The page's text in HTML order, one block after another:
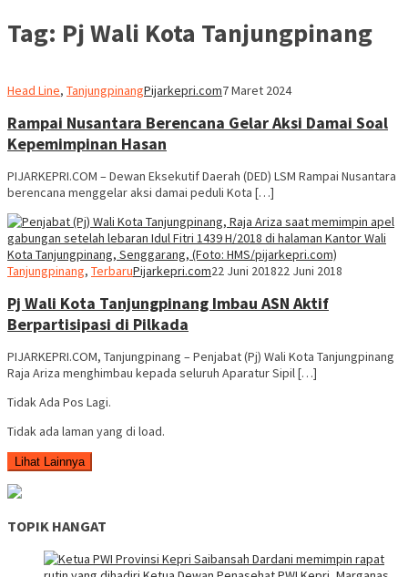
Tag: Pj Wali Kota Tanjungpinang
Head Line, TanjungpinangPijarkepri.com7 Maret 2024
Rampai Nusantara Berencana Gelar Aksi Damai Soal
Kepemimpinan Hasan
PIJARKEPRI.COM – Dewan Eksekutif Daerah (DED) LSM Rampai Nusantara
berencana menggelar aksi damai peduli Kota […]
Tanjungpinang, TerbaruPijarkepri.com22 Juni 201822 Juni 2018
Pj Wali Kota Tanjungpinang Imbau ASN Aktif
Berpartisipasi di Pilkada
PIJARKEPRI.COM, Tanjungpinang – Penjabat (Pj) Wali Kota Tanjungpinang
Raja Ariza menghimbau kepada seluruh Aparatur Sipil […]
Tidak Ada Pos Lagi.
Tidak ada laman yang di load.
Lihat Lainnya
TOPIK HANGAT